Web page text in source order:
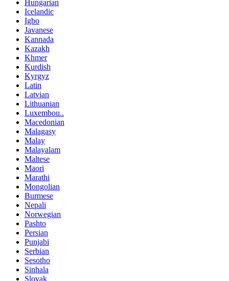
Hungarian
Icelandic
Igbo
Javanese
Kannada
Kazakh
Khmer
Kurdish
Kyrgyz
Latin
Latvian
Lithuanian
Luxembou..
Macedonian
Malagasy
Malay
Malayalam
Maltese
Maori
Marathi
Mongolian
Burmese
Nepali
Norwegian
Pashto
Persian
Punjabi
Serbian
Sesotho
Sinhala
Slovak